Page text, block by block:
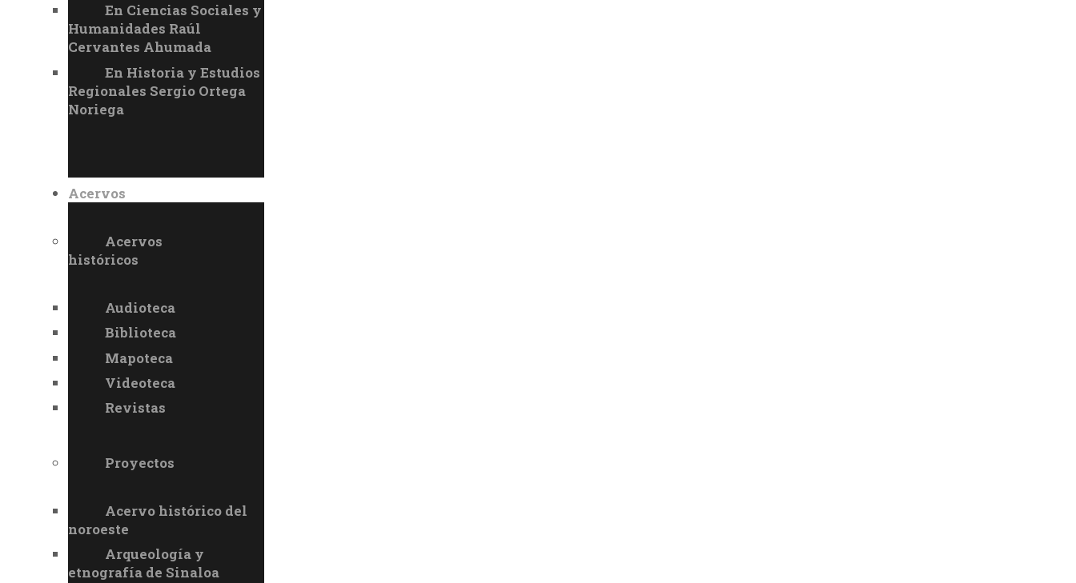
En Ciencias Sociales y
Humanidades Raúl
Cervantes Ahumada
En Historia y Estudios
Regionales Sergio Ortega
Noriega
Acervos
Acervos
históricos
Audioteca
Biblioteca
Mapoteca
Videoteca
Revistas
Proyectos
Acervo histórico del
noroeste
Arqueología y
etnografía de Sinaloa